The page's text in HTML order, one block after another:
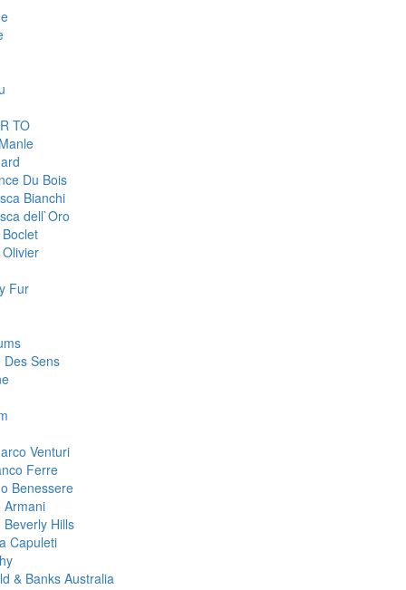
TO
Du Bois
Bianchi
dell`Oro
Fur
Des Sens
Venturi
Ferre
Benessere
Armani
Beverly Hills
Capuleti
& Banks Australia